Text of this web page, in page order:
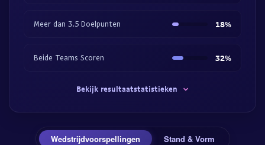
Meer dan 3.5 Doelpunten 18%
Beide Teams Scoren 32%
Bekijk resultaatstatistieken
Wedstrijdvoorspellingen Stand & Vorm